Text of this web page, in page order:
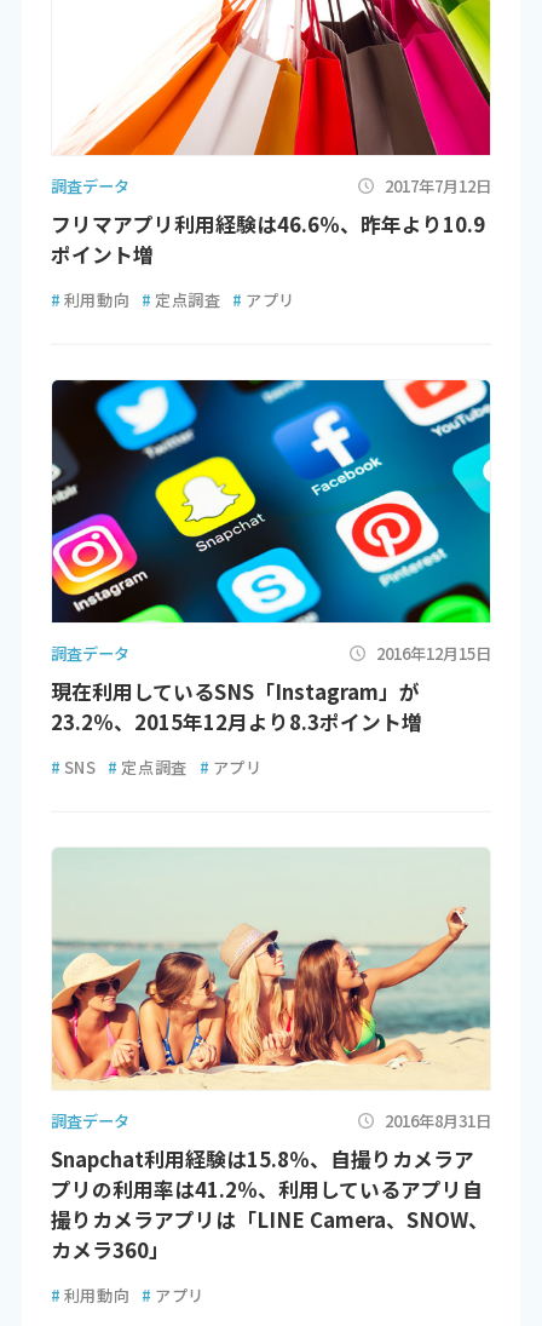
調査データ 2017年7月12日
フリマアプリ利用経験は46.6％、昨年より10.9
ポイント増
# 利用動向 # 定点調査 # アプリ
調査データ 2016年12月15日
現在利用しているSNS「Instagram」が
23.2％、2015年12月より8.3ポイント増
# SNS # 定点調査 # アプリ
調査データ 2016年8月31日
Snapchat利用経験は15.8％、自撮りカメラア
プリの利用率は41.2％、利用しているアプリ自
撮りカメラアプリは「LINE Camera、SNOW、
カメラ360」
# 利用動向 # アプリ